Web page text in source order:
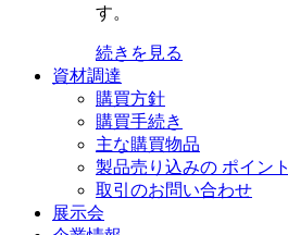
す。
続きを見る
資材調達
購買方針
購買手続き
主な購買物品
製品売り込みの ポイント
取引のお問い合わせ
展示会